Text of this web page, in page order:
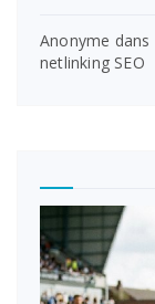
Anonyme dans
netlinking SEO